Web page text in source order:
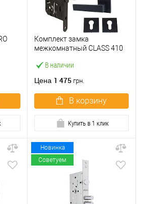
В наличии
Комплект замка
межкомнатный CLASS 410
цилиндром ABARO и
Цена 1 475 грн.
В корзину
Купить в 1 клик
Новинка
Советуем